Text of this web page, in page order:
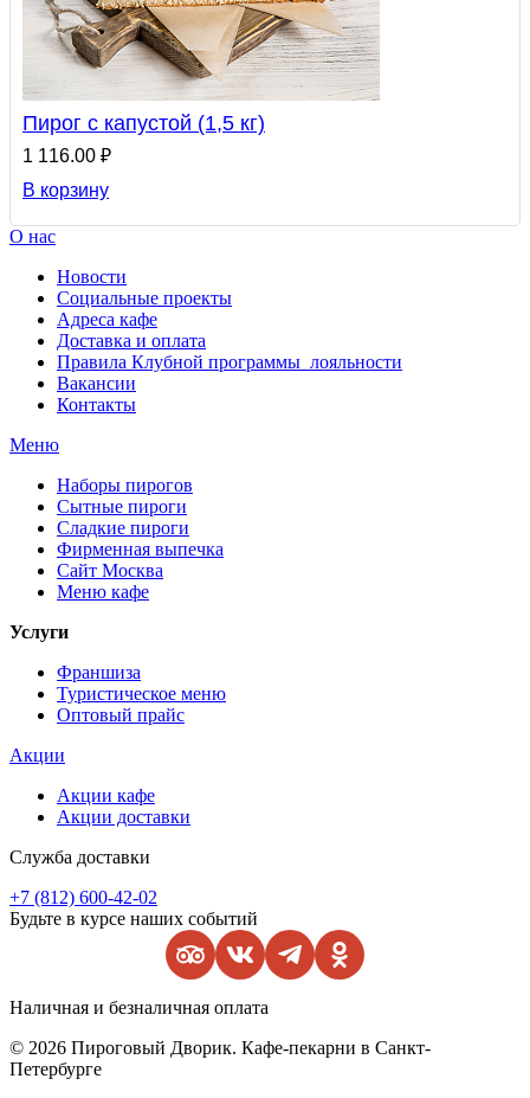
Пирог с капустой (1,5 кг)
1 116.00 ₽
В корзину
О нас
Новости
Социальные проекты
Адреса кафе
Доставка и оплата
Правила Клубной программы лояльности
Вакансии
Контакты
Меню
Наборы пирогов
Сытные пироги
Сладкие пироги
Фирменная выпечка
Сайт Москва
Меню кафе
Услуги
Франшиза
Туристическое меню
Оптовый прайс
Акции
Акции кафе
Акции доставки
Служба доставки
+7 (812) 600-42-02
Будьте в курсе наших событий
Наличная и безналичная оплата
© 2026 Пироговый Дворик. Кафе-пекарни в Санкт-
Петербурге